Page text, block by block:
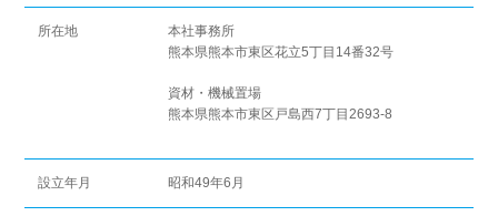
所在地
本社事務所
熊本県熊本市東区花立5丁目14番32号
資材・機械置場
熊本県熊本市東区戸島西7丁目2693-8
設立年月 昭和49年6月